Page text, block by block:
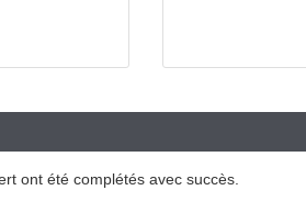
ont été complétés avec succès.